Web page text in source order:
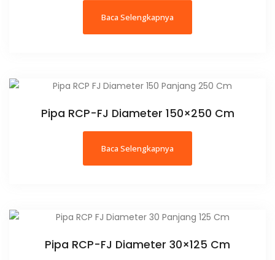
Baca Selengkapnya
Pipa RCP-FJ Diameter 150×250 Cm
Baca Selengkapnya
Pipa RCP-FJ Diameter 30×125 Cm